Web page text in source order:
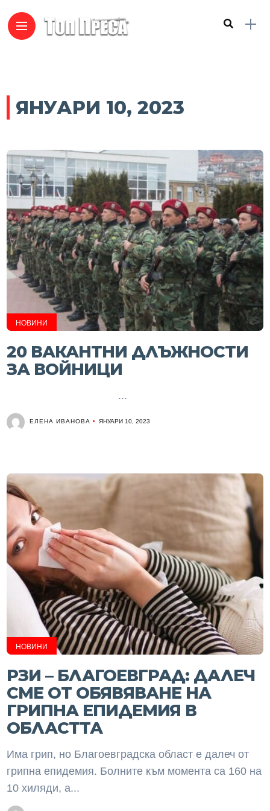
ЯНУАРИ 10, 2023
НОВИНИ
20 ВАКАНТНИ ДЛЪЖНОСТИ
ЗА ВОЙНИЦИ
...
ЕЛЕНА ИВАНОВА ЯНУАРИ 10, 2023
НОВИНИ
РЗИ – БЛАГОЕВГРАД: ДАЛЕЧ
СМЕ ОТ ОБЯВЯВАНЕ НА
ГРИПНА ЕПИДЕМИЯ В
ОБЛАСТТА
Има грип, но Благоевградска област е далеч от
грипна епидемия. Болните към момента са 160 на
10 хиляди, а...